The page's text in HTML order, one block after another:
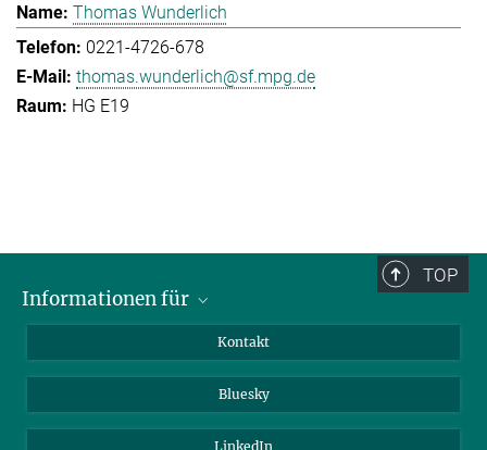
Thomas Wunderlich
0221-4726-678
thomas.wunderlich@sf.mpg.de
HG E19
TOP
Informationen für
Bewerbende
Forschende
Kontakt
Bluesky
LinkedIn